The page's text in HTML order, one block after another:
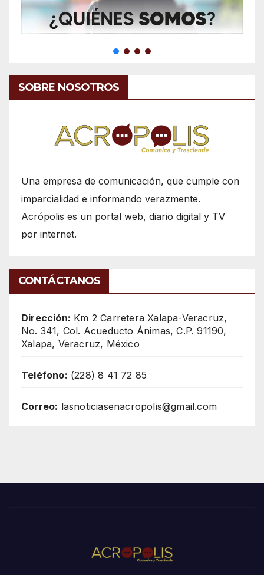
SOBRE NOSOTROS
Una empresa de comunicación, que cumple con
imparcialidad e informando verazmente.
Acrópolis es un portal web, diario digital y TV
por internet.
CONTÁCTANOS
Dirección: Km 2 Carretera Xalapa-Veracruz,
No. 341, Col. Acueducto Ánimas, C.P. 91190,
Xalapa, Veracruz, México
Teléfono: (228) 8 41 72 85
Correo: lasnoticiasenacropolis@gmail.com